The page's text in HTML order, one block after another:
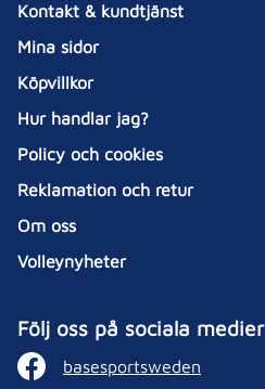
Kontakt & kundtjänst
Mina sidor
Köpvillkor
Hur handlar jag?
Policy och cookies
Reklamation och retur
Om oss
Volleynyheter
Följ oss på sociala medier
basesportsweden